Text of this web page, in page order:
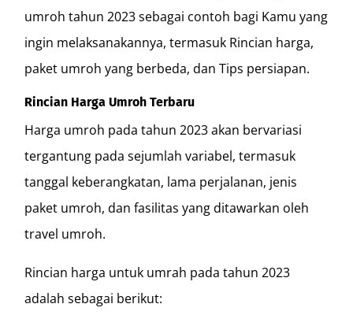
umroh tahun 2023 sebagai contoh bagi Kamu yang
ingin melaksanakannya, termasuk Rincian harga,
paket umroh yang berbeda, dan Tips persiapan.
Rincian Harga Umroh Terbaru
Harga umroh pada tahun 2023 akan bervariasi
tergantung pada sejumlah variabel, termasuk
tanggal keberangkatan, lama perjalanan, jenis
paket umroh, dan fasilitas yang ditawarkan oleh
travel umroh.
Rincian harga untuk umrah pada tahun 2023
adalah sebagai berikut: